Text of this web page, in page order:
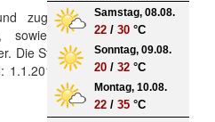
zugleich größte
sowie eines der
Die Stadt Wien hat
1.1.2013) und eine
Samstag, 08.08.
22/ 30°C
Sonntag, 09.08.
20/ 32°C
Montag, 10.08.
22/ 35°C